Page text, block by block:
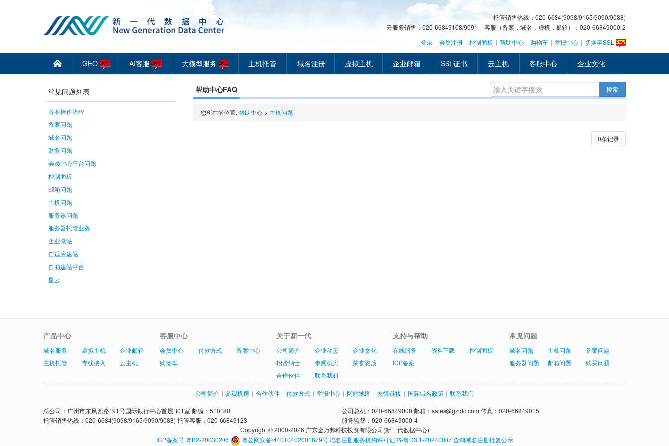
托管销售热线：020-6684(9098/9165/9090/9088)
云服务销售：020-66849108/9091 | 客服（备案，域名，虚机，邮箱）：020-66849000-2
登录 | 会员注册 | 控制面板 | 帮助中心 | 购物车 | 举报中心 | 切换至SSL
󰄫 GEO AI客服 大模型服务 主机托管 域名注册 虚拟主机 企业邮箱 SSL证书 云主机 客服中心 企业文化
常见问题列表
备案操作流程
备案问题
域名问题
财务问题
会员中心平台问题
控制面板
邮箱问题
主机问题
服务器问题
服务器托管业务
企业微站
自适应建站
自助建站平台
星云
帮助中心FAQ 搜索
您所在的位置:帮助中心 > 主机问题
0条记录
产品中心
域名服务 虚拟主机
企业邮箱
主机托管
专线接入 云主机
客服中心
会员中心 付款方式
备案中心
购物车
关于新一代
公司简介 企业动态
企业文化
招贤纳士
参观机房
荣誉资质
合作伙伴
联系我们
支持与帮助
在线服务 资料下载
控制面板
ICP备案
常见问题
域名问题 主机问题
备案问题
服务器问题
邮箱问题 购买问题
公司简介 | 参观机房 | 合作伙伴 | 付款方式 | 举报中心 | 网站地图 | 友情链接 | 国际域名政策 | 联系我们
总公司：广州市东风西路191号国际银行中心首层B01室 邮编：510180
托管销售热线：020-6684(9098/9165/9090/9088) 托管客服：020-66849123
公司总机：020-66849000 邮箱：sales@gzidc.com 传真：020-66849015
服务监督：020-66849000-4
Copyright © 2000-2026 广东金万邦科技投资有限公司(新一代数据中心)
ICP备案号:粤B2-20030206
粤公网安备:44010402001679号 域名注册服务机构许可证书-粤D3.1-20240007 查询域名注册批复公示